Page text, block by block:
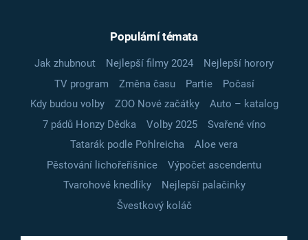
Populární témata
Jak zhubnout Nejlepší filmy 2024
Nejlepší horory
TV program
Změna času Partie
Počasí
Kdy budou volby
ZOO Nové začátky
Auto – katalog
7 pádů Honzy Dědka
Volby 2025
Svařené víno
Tatarák podle Pohlreicha
Aloe vera
Pěstování lichořeřišnice
Výpočet ascendentu
Tvarohové knedlíky
Nejlepší palačinky
Švestkový koláč